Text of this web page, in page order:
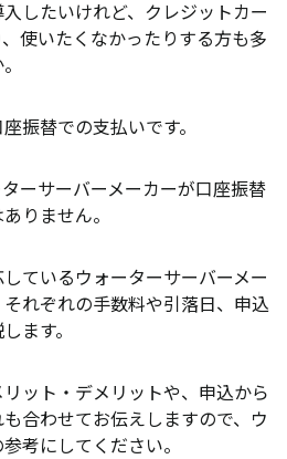
したいけれど、クレジットカー
使いたくなかったりする方も多
振替での支払いです。
ーサーバーメーカーが口座振替
りません。
ているウォーターサーバーメー
れぞれの手数料や引落日、申込
ます。
ット・デメリットや、申込から
合わせてお伝えしますので、ウ
考にしてください。